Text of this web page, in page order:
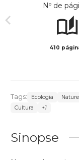
Nº de
410
Tags: Ecologia
Cultura
+1
Sinopse